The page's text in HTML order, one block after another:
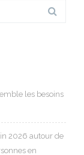
les besoins
2026 autour de
en